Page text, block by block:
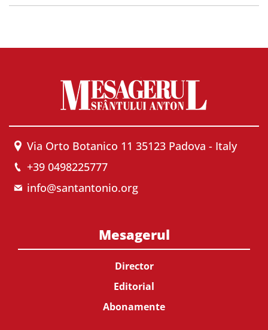
Via Orto Botanico 11 35123 Padova - Italy
+39 0498225777
info@santantonio.org
Mesagerul
Director
Editorial
Abonamente